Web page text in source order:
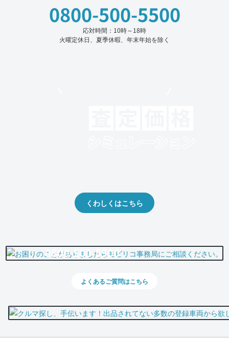
0800-500-5500
応対時間：10時～18時
火曜定休日、夏季休暇、年末年始を除く
くわしくはこちら
0800-500-5500
よくあるご質問はこちら